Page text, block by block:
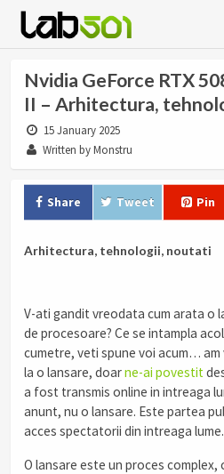
Nvidia GeForce RTX
II – Arhitectura,
15 January 2025
Written by Monstru
Share Tweet Pin
Arhitectura, tehnologii, noutati
V-ati gandit vreodata cum arata o
de procesoare? Ce se intampla
cumetre, veti spune voi acum…
la o lansare, doarne-ai povestit
a fost transmis online in intreaga
anunt, nu o lansare. Este partea
acces spectatorii din intreaga lume.
O lansare este un proces complex,